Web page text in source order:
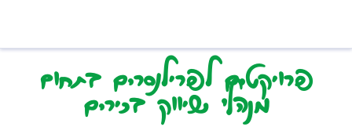
פרויקטים לפרילנסרים בתחום
מנהלי שיווק בכירים